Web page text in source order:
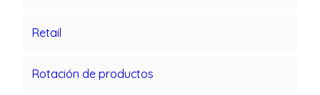
Retail
Rotación de productos